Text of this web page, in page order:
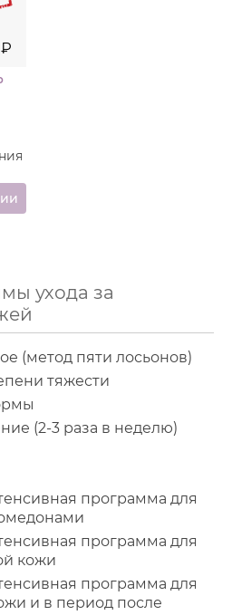
₽
ухода за
(метод пяти лосьонов)
тяжести
(2-3 раза в неделю)
программа для
программа для
кожи
программа для
и в период после